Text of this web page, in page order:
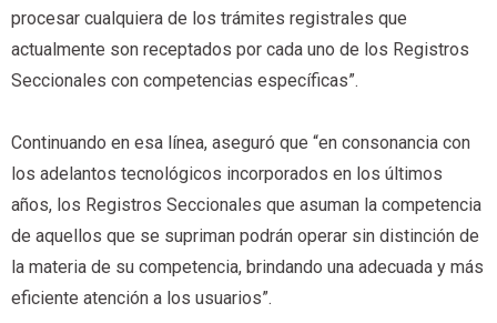
procesar cualquiera de los trámites registrales que
actualmente son receptados por cada uno de los Registros
Seccionales con competencias específicas”.
Continuando en esa línea, aseguró que “en consonancia con
los adelantos tecnológicos incorporados en los últimos
años, los Registros Seccionales que asuman la competencia
de aquellos que se supriman podrán operar sin distinción de
la materia de su competencia, brindando una adecuada y más
eficiente atención a los usuarios”.